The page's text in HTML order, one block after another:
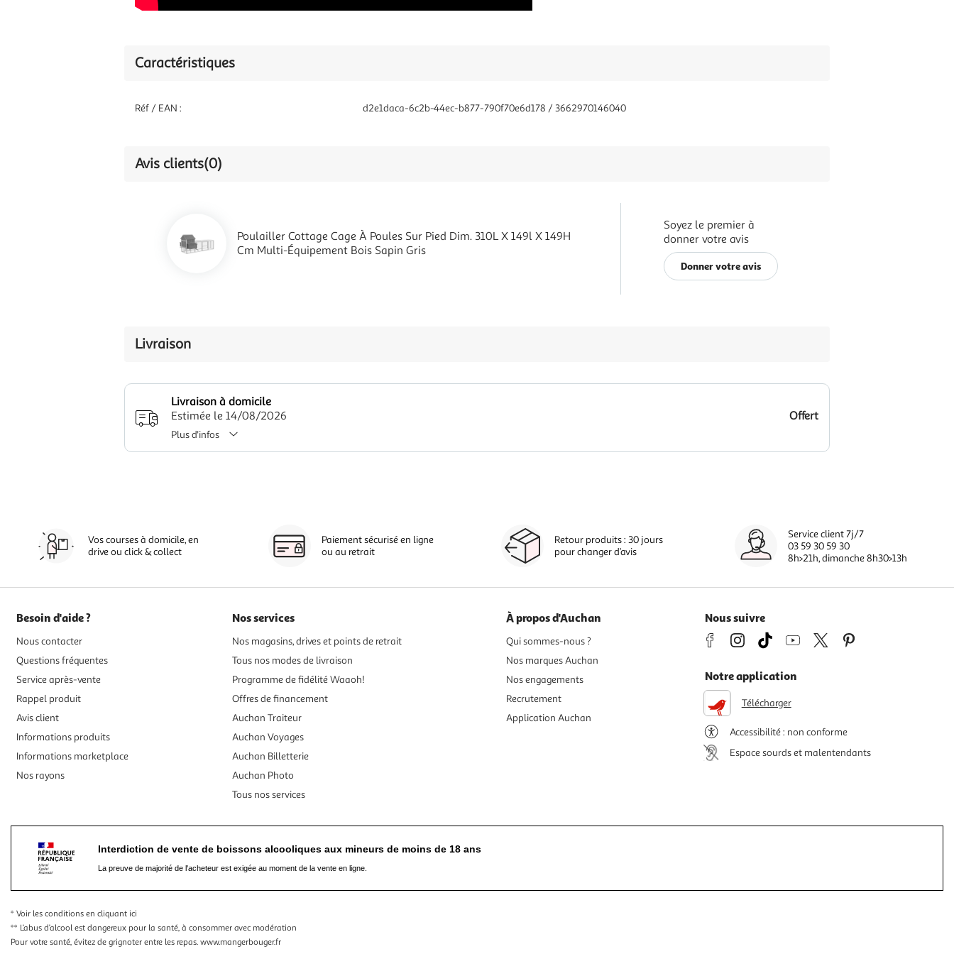
Caractéristiques
Réf / EAN : d2e1daca-6c2b-44ec-b877-790f70e6d178 / 3662970146040
Avis clients(0)
Poulailler Cottage Cage À Poules Sur Pied Dim. 310L X 149l X 149H
Cm Multi-Équipement Bois Sapin Gris
Soyez le premier à
donner votre avis
Donner votre avis
Livraison
Livraison à domicile
Estimée le 14/08/2026
Offert
Plus d'infos
Vos courses à domicile, en
drive ou click & collect
Paiement sécurisé en ligne
ou au retrait
Retour produits : 30 jours
pour changer d’avis
Service client 7j/7
03 59 30 59 30
8h>21h, dimanche 8h30>13h
Besoin d'aide ?
Nous contacter
Questions fréquentes
Service après-vente
Rappel produit
Avis client
Informations produits
Informations marketplace
Nos rayons
Nos services
Nos magasins, drives et points de retrait
Tous nos modes de livraison
Programme de fidélité Waaoh!
Offres de financement
Auchan Traiteur
Auchan Voyages
Auchan Billetterie
Auchan Photo
Tous nos services
À propos d'Auchan
Qui sommes-nous ?
Nos marques Auchan
Nos engagements
Recrutement
Application Auchan
Nous suivre
Notre application
Télécharger
Accessibilité : non conforme
Espace sourds et malentendants
Interdiction de vente de boissons alcooliques aux mineurs de moins de 18 ans
La preuve de majorité de l'acheteur est exigée au moment de la vente en ligne.
* Voir les conditions en cliquant ici
** L’abus d’alcool est dangereux pour la santé, à consommer avec modération
Pour votre santé, évitez de grignoter entre les repas. www.mangerbouger.fr